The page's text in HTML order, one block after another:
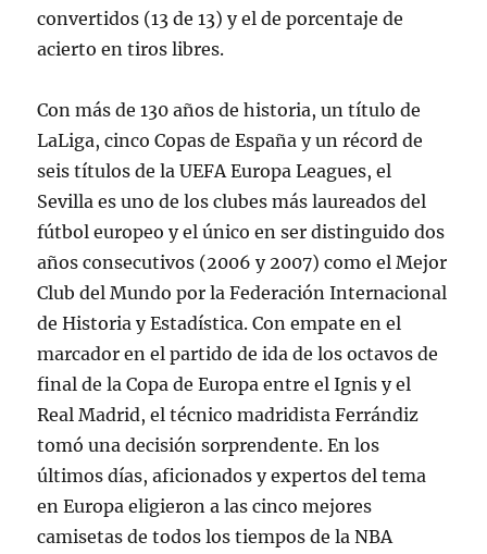
convertidos (13 de 13) y el de porcentaje de
acierto en tiros libres.
Con más de 130 años de historia, un título de
LaLiga, cinco Copas de España y un récord de
seis títulos de la UEFA Europa Leagues, el
Sevilla es uno de los clubes más laureados del
fútbol europeo y el único en ser distinguido dos
años consecutivos (2006 y 2007) como el Mejor
Club del Mundo por la Federación Internacional
de Historia y Estadística. Con empate en el
marcador en el partido de ida de los octavos de
final de la Copa de Europa entre el Ignis y el
Real Madrid, el técnico madridista Ferrándiz
tomó una decisión sorprendente. En los
últimos días, aficionados y expertos del tema
en Europa eligieron a las cinco mejores
camisetas de todos los tiempos de la NBA